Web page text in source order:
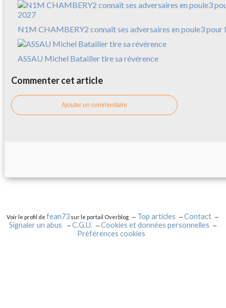
N1M CHAMBERY2 connaît ses adversaires en poule3 pour
ASSAU Michel Batailler tire sa révérence
Commenter cet article
Ajouter un commentaire
Voir le profil defean73 sur le portail Overblog Top articles
Contact
Signaler un abus
C.G.U.
Cookies et données personnelles
Préférences cookies